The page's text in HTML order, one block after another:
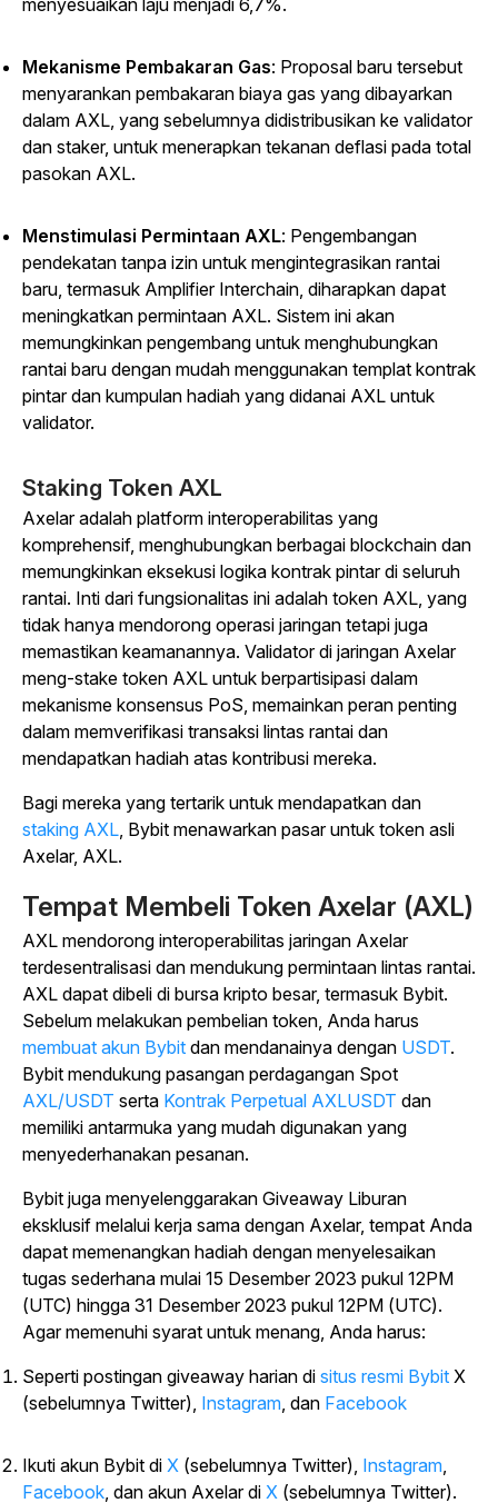
menyesuaikan laju menjadi 6,7%.
Mekanisme Pembakaran Gas: Proposal baru tersebut
menyarankan pembakaran biaya gas yang dibayarkan
dalam AXL, yang sebelumnya didistribusikan ke validator
dan staker, untuk menerapkan tekanan deflasi pada total
pasokan AXL.
Menstimulasi Permintaan AXL: Pengembangan
pendekatan tanpa izin untuk mengintegrasikan rantai
baru, termasuk Amplifier Interchain, diharapkan dapat
meningkatkan permintaan AXL. Sistem ini akan
memungkinkan pengembang untuk menghubungkan
rantai baru dengan mudah menggunakan templat kontrak
pintar dan kumpulan hadiah yang didanai AXL untuk
validator.
Staking Token AXL
Axelar adalah platform interoperabilitas yang
komprehensif, menghubungkan berbagai blockchain dan
memungkinkan eksekusi logika kontrak pintar di seluruh
rantai. Inti dari fungsionalitas ini adalah token AXL, yang
tidak hanya mendorong operasi jaringan tetapi juga
memastikan keamanannya. Validator di jaringan Axelar
meng-stake token AXL untuk berpartisipasi dalam
mekanisme konsensus PoS, memainkan peran penting
dalam memverifikasi transaksi lintas rantai dan
mendapatkan hadiah atas kontribusi mereka.
Bagi mereka yang tertarik untuk mendapatkan dan
staking AXL, Bybit menawarkan pasar untuk token asli
Axelar, AXL.
Tempat Membeli Token Axelar (AXL)
AXL mendorong interoperabilitas jaringan Axelar
terdesentralisasi dan mendukung permintaan lintas rantai.
AXL dapat dibeli di bursa kripto besar, termasuk Bybit.
Sebelum melakukan pembelian token, Anda harus
membuat akun Bybit dan mendanainya dengan USDT.
Bybit mendukung pasangan perdagangan Spot
AXL/USDT serta Kontrak Perpetual AXLUSDT dan
memiliki antarmuka yang mudah digunakan yang
menyederhanakan pesanan.
Bybit juga menyelenggarakan Giveaway Liburan
eksklusif melalui kerja sama dengan Axelar, tempat Anda
dapat memenangkan hadiah dengan menyelesaikan
tugas sederhana mulai 15 Desember 2023 pukul 12PM
(UTC) hingga 31 Desember 2023 pukul 12PM (UTC).
Agar memenuhi syarat untuk menang, Anda harus:
Seperti postingan giveaway harian di situs resmi Bybit X
(sebelumnya Twitter), Instagram, dan Facebook
Ikuti akun Bybit di X (sebelumnya Twitter), Instagram,
Facebook, dan akun Axelar di X (sebelumnya Twitter).